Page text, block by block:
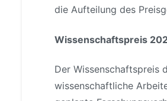
die Aufteilung des
Wissenschaftspreis
Der Wissenschaftspreis
wissenschaftliche